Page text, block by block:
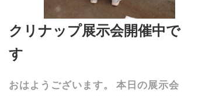
クリナップ展示会開催中で
す
おはようございます。 本日の展示会